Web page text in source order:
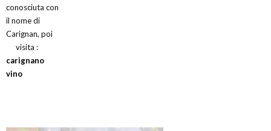
conosciuta con
il nome di
Carignan, poi
visita :
carignano
vino